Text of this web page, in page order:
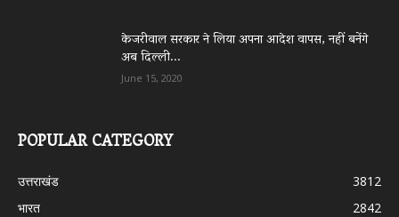
केजरीवाल सरकार ने लिया अपना आदेश वापस, नहीं बनेंगे
अब दिल्ली...
June 15, 2020
POPULAR CATEGORY
उत्तराखंड
3812
भारत
2842